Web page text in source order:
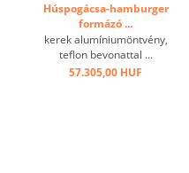
Húspogácsa-hamburger
formázó ...
kerek alumíniumöntvény,
teflon bevonattal ...
57.305,00 HUF